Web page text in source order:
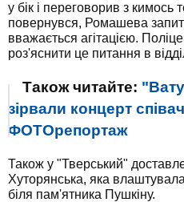
у бік і переговорив з кимось
повернувся, Ромашева
вважається агітацією.
роз'яснити це питання в
Також читайте:
зірвали концерт
ФОТОрепортаж
Також у "Тверський"
Хуторянська, яка
біля пам'ятника Пушкіну.